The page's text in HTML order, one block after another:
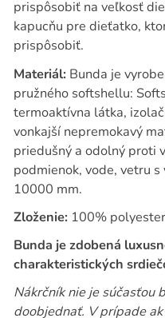
prispôsobiť na veľkosť
kapucňu pre dieťatko,
prispôsobiť.
Materiál:Bunda je
pružného softshellu:
termoaktívna látka,
vonkajší nepremokavý
priedušný a odolný proti
podmienok, vode, vetru
10000 mm.
Zloženie:100%
Bunda je zdobená
charakteristických
Nákrčník nie je súčasťou
doobjednať. V prípade